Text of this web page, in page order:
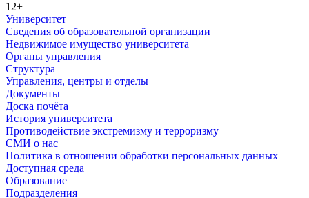
12+
Университет
Сведения об образовательной организации
Недвижимое имущество университета
Органы управления
Структура
Управления, центры и отделы
Документы
Доска почёта
История университета
Противодействие экстремизму и терроризму
СМИ о нас
Политика в отношении обработки персональных данных
Доступная среда
Образование
Подразделения